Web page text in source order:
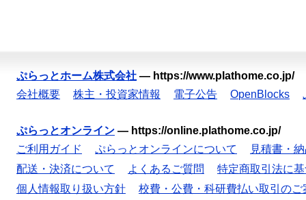
ぷらっとホーム株式会社 — https://www.plathome.co.jp/
会社概要
株主・投資家情報 電子公告 OpenBlocks
ぷらっとオンライン — https://online.plathome.co.jp/
ご利用ガイド
ぷらっとオンラインについて
見積書・
配送・決済について
よくあるご質問
特定商取引法に
個人情報取り扱い方針
校費・公費・科研費払い取引のご